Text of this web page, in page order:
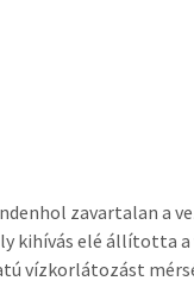
zavartalan a
kihívás elé állította
vízkorlátozást